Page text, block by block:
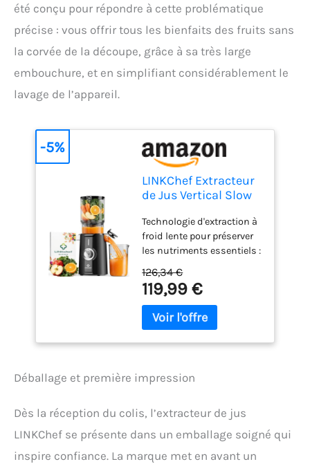
été conçu pour répondre à cette problématique
précise : vous offrir tous les bienfaits des fruits sans
la corvée de la découpe, grâce à sa très large
embouchure, et en simplifiant considérablement le
lavage de l’appareil.
LINKChef Extracteur
de Jus Vertical Slow
Fruits & Légumes
Technologie d'extraction à
froid lente pour préserver
les nutriments essentiels :
fraîcheur des fruits et
légumes avec l'extracteur
de jus LINKChef.
Contrairement aux
chaleur et d'oxydation, cet
fonctionne à une vitesse
système de pressage doux
contribue à préserver au
126,34 €
119,99 €
-5%
Déballage et première impression
Dès la réception du colis, l’extracteur de jus
LINKChef se présente dans un emballage soigné qui
inspire confiance. La marque met en avant un